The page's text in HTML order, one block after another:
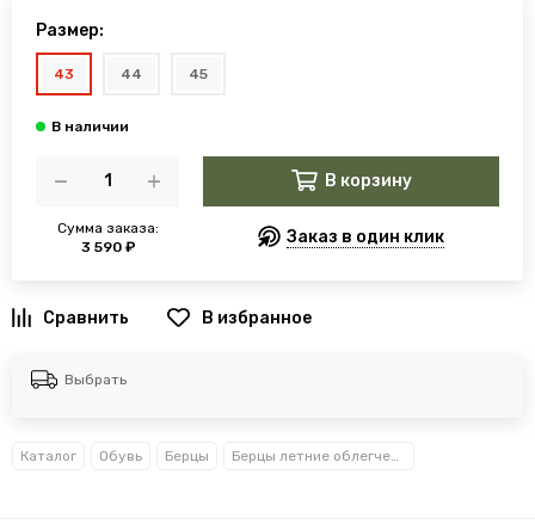
Размер:
43 44 45
Сумма заказа:
3 590 ₽
В корзину
Заказ в один клик
В избранное
Выбрать
Каталог Обувь Берцы Берцы летние облегченные